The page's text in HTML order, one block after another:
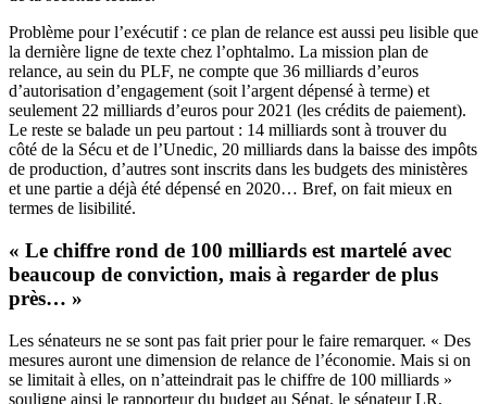
Problème pour l’exécutif : ce plan de relance est aussi peu lisible que
la dernière ligne de texte chez l’ophtalmo. La mission plan de
relance, au sein du PLF, ne compte que 36 milliards d’euros
d’autorisation d’engagement (soit l’argent dépensé à terme) et
seulement 22 milliards d’euros pour 2021 (les crédits de paiement).
Le reste se balade un peu partout : 14 milliards sont à trouver du
côté de la Sécu et de l’Unedic, 20 milliards dans la baisse des impôts
de production, d’autres sont inscrits dans les budgets des ministères
et une partie a déjà été dépensé en 2020… Bref, on fait mieux en
termes de lisibilité.
« Le chiffre rond de 100 milliards est martelé avec
beaucoup de conviction, mais à regarder de plus
près… »
Les sénateurs ne se sont pas fait prier pour le faire remarquer. « Des
mesures auront une dimension de relance de l’économie. Mais si on
se limitait à elles, on n’atteindrait pas le chiffre de 100 milliards »
souligne ainsi le rapporteur du budget au Sénat, le sénateur LR,